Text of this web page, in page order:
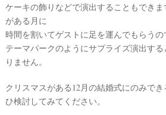
ケーキの飾りなどで演出することもでき
がある月に
時間を割いてゲストに足を運んでもらうの
テーマパークのようにサプライズ演出す
りません。
クリスマスがある12月の結婚式にのみで
ひ検討してみてください。